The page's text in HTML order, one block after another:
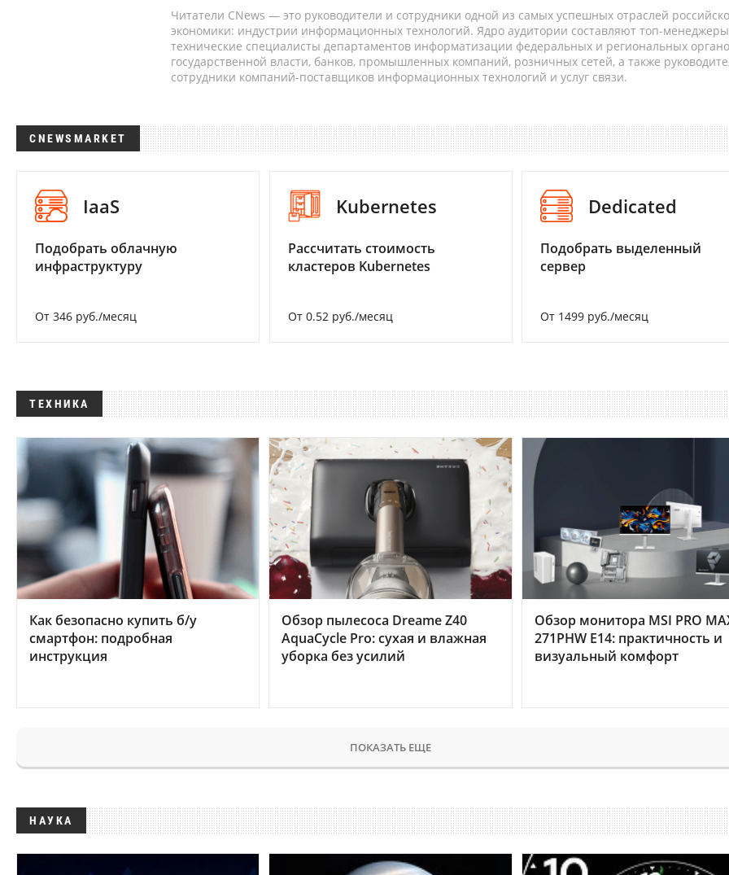
Читатели CNews — это руководители и сотрудники одной из самых успешных отраслей
экономики: индустрии информационных технологий. Ядро аудитории составляют топ-
технические специалисты департаментов информатизации федеральных и региональных
государственной власти, банков, промышленных компаний, розничных сетей, а также
сотрудники компаний-поставщиков информационных технологий и услуг связи.
CNEWSMARKET
IaaS
Подобрать облачную
инфраструктуру
От 346 руб./месяц
Kubernetes
Рассчитать стоимость
кластеров Kubernetes
От 0.52 руб./месяц
Dedicated
Подобрать выделенный
сервер
От 1499 руб./месяц
ТЕХНИКА
Как безопасно купить б/у
смартфон: подробная
инструкция
Обзор пылесоса Dreame Z40
AquaCycle Pro: сухая и влажная
уборка без усилий
Обзор монитора MSI PRO
271PHW E14: практичность и
визуальный комфорт
ПОКАЗАТЬ ЕЩЕ
НАУКА